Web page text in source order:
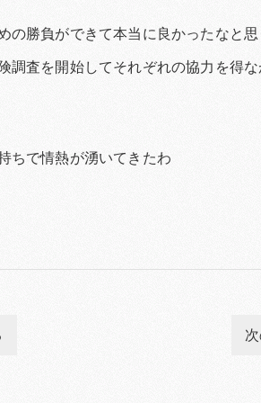
の勝負ができて本当に良かったなと
調査を開始してそれぞれの協力を得
ちで情熱が湧いてきたわ